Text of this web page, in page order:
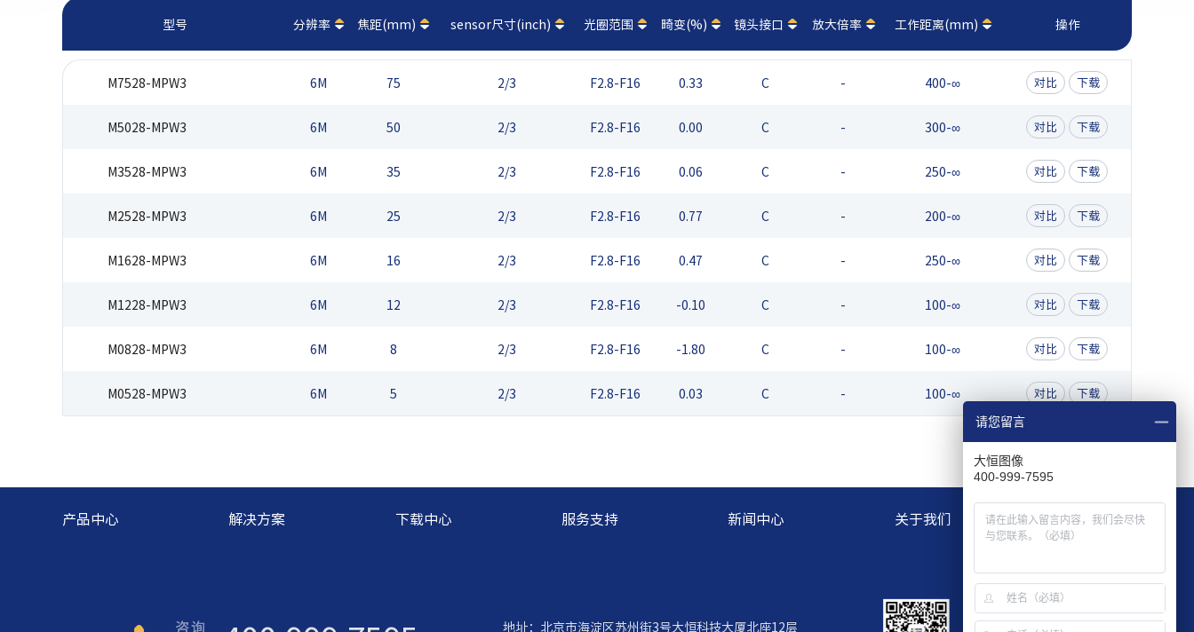
型号 分辨率 焦距(mm) sensor尺寸(inch) 光圈范围 畸变(%) 镜头接口 放大倍率 工作距离(mm) 操作
M7528-MPW3 6M 75 2/3 F2.8-F16 0.33 C - 400-∞ 对比 下载
M5028-MPW3 6M 50 2/3 F2.8-F16 0.00 C - 300-∞ 对比 下载
M3528-MPW3 6M 35 2/3 F2.8-F16 0.06 C - 250-∞ 对比 下载
M2528-MPW3 6M 25 2/3 F2.8-F16 0.77 C - 200-∞ 对比 下载
M1628-MPW3 6M 16 2/3 F2.8-F16 0.47 C - 250-∞ 对比 下载
M1228-MPW3 6M 12 2/3 F2.8-F16 -0.10 C - 100-∞ 对比 下载
M0828-MPW3 6M 8 2/3 F2.8-F16 -1.80 C - 100-∞ 对比 下载
M0528-MPW3 6M 5 2/3 F2.8-F16 0.03 C - 100-∞ 对比 下载
产品中心 解决方案 下载中心 服务支持 新闻中心 关于我们
地址：北京市海淀区苏州街3号大恒科技大厦北座12层
请您留言
大恒图像
400-999-7595